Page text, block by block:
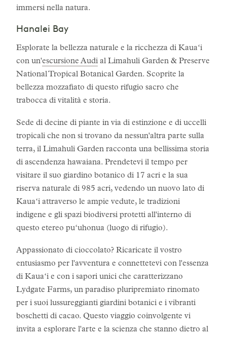
immersi nella natura.
Hanalei Bay
Esplorate la bellezza naturale e la ricchezza di Kauaʻi
con un'escursione Audi al Limahuli Garden & Preserve
National Tropical Botanical Garden. Scoprite la
bellezza mozzafiato di questo rifugio sacro che
trabocca di vitalità e storia.
Sede di decine di piante in via di estinzione e di uccelli
tropicali che non si trovano da nessun'altra parte sulla
terra, il Limahuli Garden racconta una bellissima storia
di ascendenza hawaiana. Prendetevi il tempo per
visitare il suo giardino botanico di 17 acri e la sua
riserva naturale di 985 acri, vedendo un nuovo lato di
Kauaʻi attraverso le ampie vedute, le tradizioni
indigene e gli spazi biodiversi protetti all'interno di
questo etereo puʻuhonua (luogo di rifugio).
Appassionato di cioccolato? Ricaricate il vostro
entusiasmo per l'avventura e connettetevi con l'essenza
di Kauaʻi e con i sapori unici che caratterizzano
Lydgate Farms, un paradiso pluripremiato rinomato
per i suoi lussureggianti giardini botanici e i vibranti
boschetti di cacao. Questo viaggio coinvolgente vi
invita a esplorare l'arte e la scienza che stanno dietro al